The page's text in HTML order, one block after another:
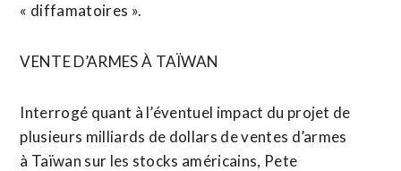
« diffamatoires ».
VENTE ‌D’ARMES À TAÏWAN
Interrogé quant à l’éventuel impact du projet ​de
plusieurs milliards de dollars de ventes d’armes
à Taïwan sur les stocks américains, Pete